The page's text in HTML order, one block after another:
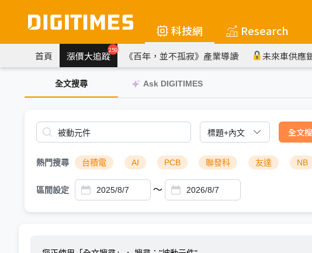
科技網 Research
首頁 漲價大追蹤259 《百年，並不孤寂》產業導讀 未來車供應
全文搜尋 Ask DIGITIMES
全文
熱門搜尋 台積電 AI PCB 聯發科 友達 NB
區間設定 ～